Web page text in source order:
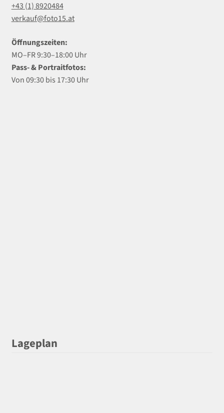
+43 (1) 8920484
verkauf@foto15.at
Öffnungszeiten:
MO–FR 9:30–18:00 Uhr
Pass- & Portraitfotos:
Von 09:30 bis 17:30 Uhr
Lageplan